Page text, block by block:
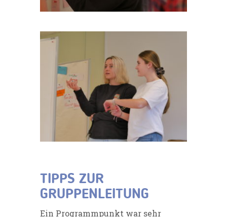
TIPPS ZUR
GRUPPENLEITUNG
Ein Programmpunkt war sehr